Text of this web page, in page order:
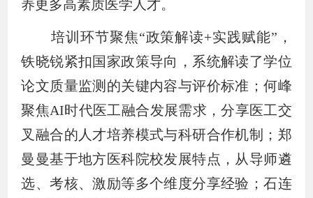
养更多高素质医学人才。
培训环节聚焦“政策解读+实践赋能”，
铁晓锐紧扣国家政策导向，系统解读了学位
论文质量监测的关键内容与评价标准；何峰
聚焦AI时代医工融合发展需求，分享医工交
叉融合的人才培养模式与科研合作机制；郑
曼曼基于地方医科院校发展特点，从导师遴
选、考核、激励等多个维度分享经验；石连